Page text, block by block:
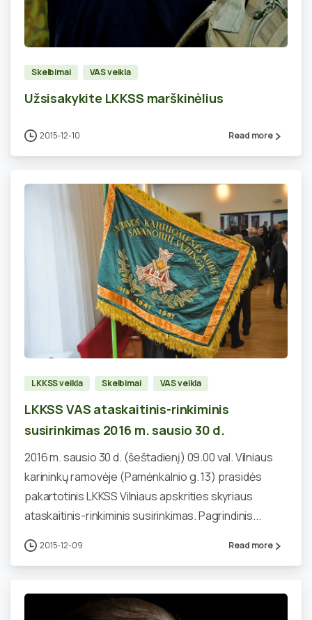
0
Skelbimai VAS veikla
Užsisakykite LKKSS marškinėlius
2015-12-10 Read more
LKKSS veikla Skelbimai VAS veikla
LKKSS VAS ataskaitinis-rinkiminis
susirinkimas 2016 m. sausio 30 d.
2016 m. sausio 30 d. (šeštadienį) 09.00 val. Vilniaus
karininkų ramovėje (Pamėnkalnio g. 13) prasidės
pakartotinis LKKSS Vilniaus apskrities skyriaus
ataskaitinis-rinkiminis susirinkimas. Pagrindinis...
2015-12-09 Read more